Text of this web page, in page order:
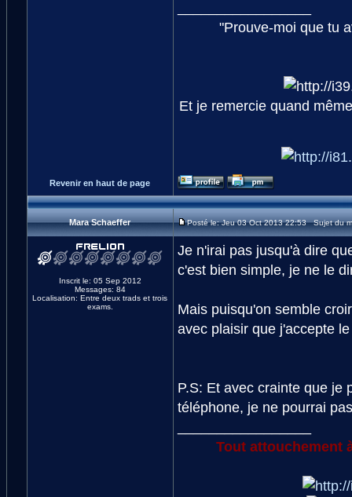
"Prouve-moi que tu
Et je remercie quand
Revenir en haut de page
Mara Schaeffer Posté le: Jeu 03 Oct 2013 22:53 Sujet du
Inscrit le: 05 Sep 2012
Messages: 84
Localisation: Entre deux trads et trois
exams.
Je n'irai pas jusqu'à dire
c'est bien simple, je ne le
Mais puisqu'on semble
avec plaisir que j'accepte
P.S: Et avec crainte que je
téléphone, je ne pourrai
Tout attouchement